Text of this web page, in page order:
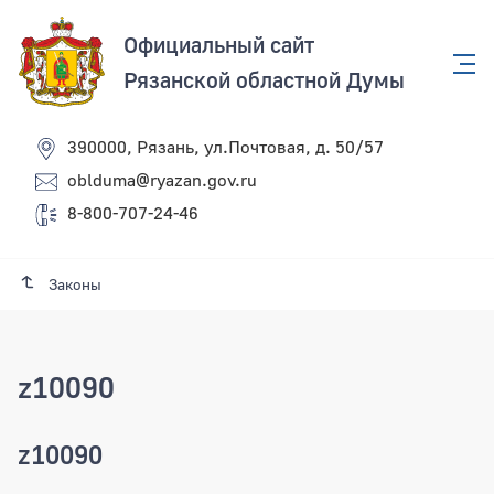
Официальный сайт
Рязанской областной Думы
390000, Рязань, ул.Почтовая, д. 50/57
oblduma@ryazan.gov.ru
8-800-707-24-46
Законы
z10090
z10090